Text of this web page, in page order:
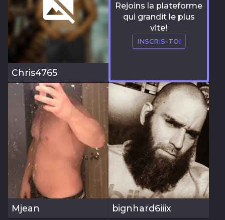
Chris4765
Rejoins la plateforme
qui grandit le plus
vite!
INSCRIS-TOI
Mjean bignhard6iiix